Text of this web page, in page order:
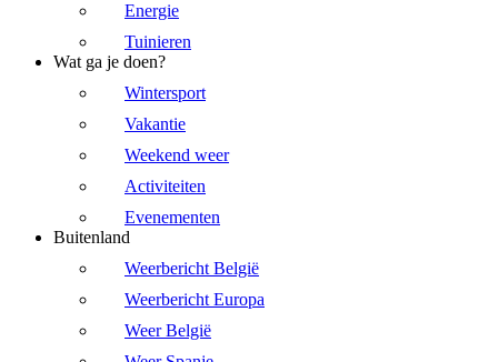
Energie
Tuinieren
Wat ga je doen?
Wintersport
Vakantie
Weekend weer
Activiteiten
Evenementen
Buitenland
Weerbericht België
Weerbericht Europa
Weer België